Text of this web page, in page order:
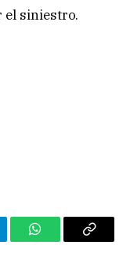
el siniestro.
WhatsAppCopy